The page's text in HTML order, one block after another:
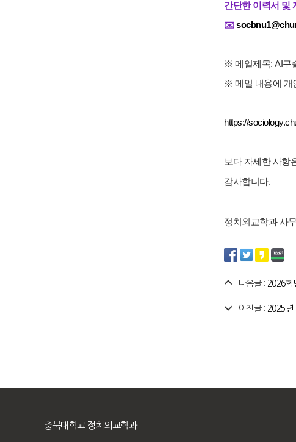
간단한 이력서 및
✉️
※ 메일제목: AI구
※ 메일 내용에 개
https://
보다 자세한 사항
감사합니다.
정치외교학과 사
다음글 : 2026학
이전글 : 2025년
충북대학교 정치외교학과